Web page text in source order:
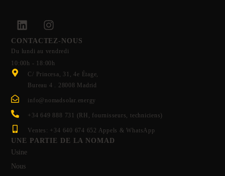
CONTACTEZ-NOUS
Du lundi au vendredi
10:00h - 18:00h
C/ Princesa, 31, 4e Étage,
Bureau 4 . 28008 Madrid
info@nomadsolar.energy
+34 649 888 731 (RH, fournisseurs, techniciens)
Ventes: +34 640 674 652 Appels & WhatsApp
UNE PARTIE DE LA NOMAD
Usine
Nous